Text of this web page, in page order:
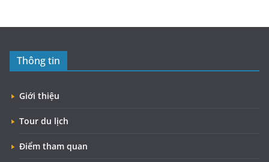
Thông tin
Giới thiệu
Tour du lịch
Điểm tham quan